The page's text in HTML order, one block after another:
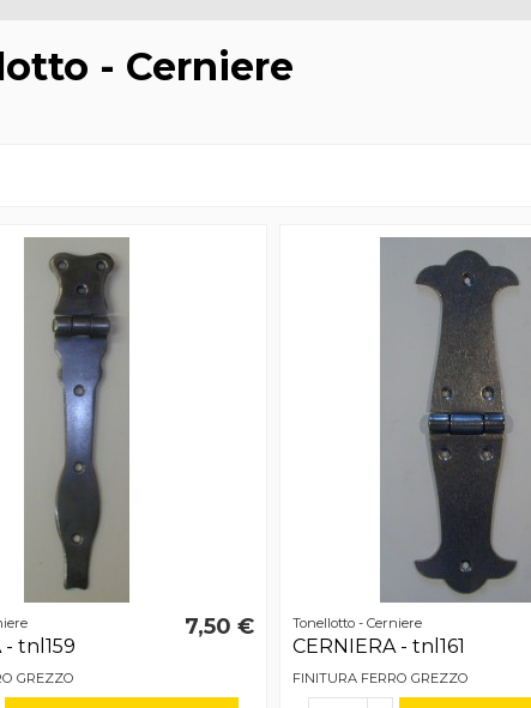
- Cerniere
- tnl159
7,50 €
GREZZO
Tonellotto - Cerniere
CERNIERA - tnl161
FINITURA FERRO GREZZO